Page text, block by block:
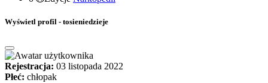
Wyświetl profil - tosieniedzieje
Rejestracja: 03 listopada 2022
Płeć: chłopak